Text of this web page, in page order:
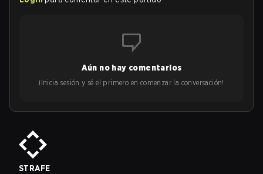
Aún no hay comentarios
¡Inicia sesión y sé el primero en comenzar la conversación!
STRAFE